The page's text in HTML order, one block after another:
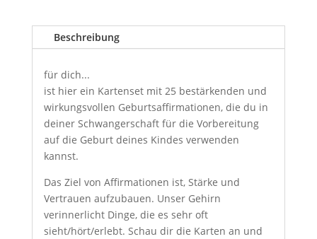
Beschreibung
für dich...
ist hier ein Kartenset mit 25 bestärkenden und
wirkungsvollen Geburtsaffirmationen, die du in
deiner Schwangerschaft für die Vorbereitung
auf die Geburt deines Kindes verwenden
kannst.
Das Ziel von Affirmationen ist, Stärke und
Vertrauen aufzubauen. Unser Gehirn
verinnerlicht Dinge, die es sehr oft
sieht/hört/erlebt. Schau dir die Karten an und